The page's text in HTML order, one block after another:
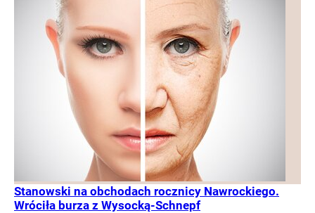
Stanowski na obchodach rocznicy Nawrockiego.
Wróciła burza z Wysocką-Schnepf